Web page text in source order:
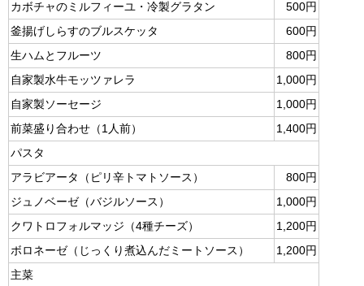
カボチャのミルフィーユ・冷製グラタン
500円
釜揚げしらすのブルスケッタ
600円
生ハムとフルーツ
800円
自家製水牛モッツァレラ
1,000円
自家製ソーセージ
1,000円
前菜盛り合わせ（1人前）
1,400円
パスタ
アラビアータ（ピリ辛トマトソース）
800円
ジュノベーゼ（バジルソース）
1,000円
クワトロフォルマッジ（4種チーズ）
1,200円
ボロネーゼ（じっくり煮込んだミートソース）
1,200円
主菜